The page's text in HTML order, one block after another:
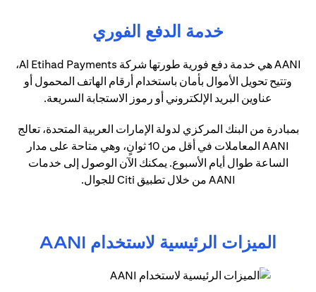
خدمة الدفع الفوري
AANI هي خدمة دفع فورية طورتها شركة Al Etihad Payments،
وتتيح تحويل الأموال بأمان باستخدام أرقام الهاتف المحمول أو
عناوين البريد الإلكتروني أو رموز الاستجابة السريعة.
بمبادرة من البنك المركزي لدولة الإمارات العربية المتحدة، تعالج
AANI المعاملات في أقل من 10 ثوانٍ، وهي متاحة على مدار
الساعة طوال أيام الأسبوع. يمكنك الآن الوصول إلى خدمات
AANI من خلال تطبيق Citi للجوال.
الميزات الرئيسية لاستخدام AANI